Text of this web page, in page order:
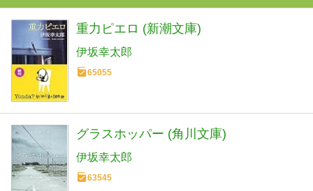
重力ピエロ (新潮文庫)
伊坂幸太郎
65055
グラスホッパー (角川文庫)
伊坂幸太郎
63545